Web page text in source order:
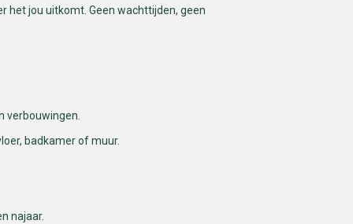
het jou uitkomt. Geen wachttijden, geen
verbouwingen.
badkamer of muur.
najaar.